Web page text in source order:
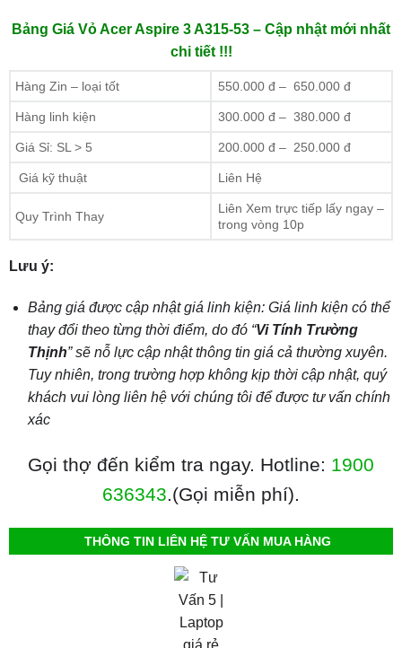
Bảng Giá Vỏ Acer Aspire 3 A315-53 – Cập nhật mới nhất
chi tiết !!!
Hàng Zin – loại tốt 550.000 đ – 650.000 đ
Hàng linh kiện 300.000 đ – 380.000 đ
Giá Sỉ: SL > 5 200.000 đ – 250.000 đ
Giá kỹ thuật Liên Hệ
Quy Trình Thay
Liên Xem trực tiếp lấy ngay –
trong vòng 10p
Lưu ý:
Bảng giá được cập nhật giá linh kiện: Giá linh kiện có thể
thay đổi theo từng thời điểm, do đó “Vi Tính Trường
Thịnh” sẽ nỗ lực cập nhật thông tin giá cả thường xuyên.
Tuy nhiên, trong trường hợp không kịp thời cập nhật, quý
khách vui lòng liên hệ với chúng tôi để được tư vấn chính
xác
Gọi thợ đến kiểm tra ngay. Hotline: 1900
636343.(Gọi miễn phí).
THÔNG TIN LIÊN HỆ TƯ VẤN MUA HÀNG